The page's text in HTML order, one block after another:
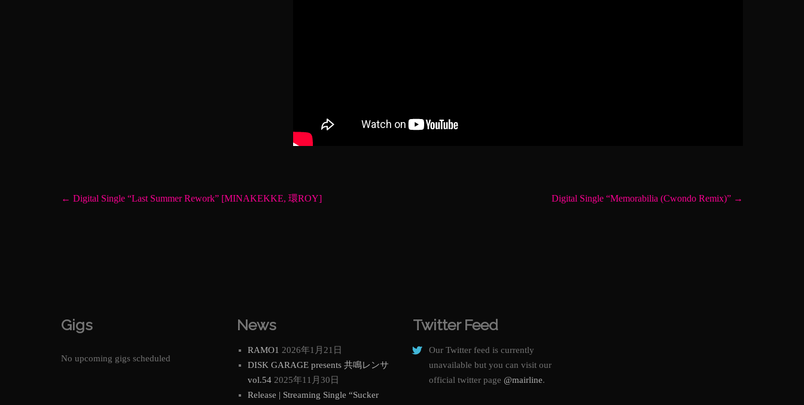
← Digital Single “Last Summer Rework” [MINAKEKKE, 環ROY] Digital Single “Memorabilia (Cwondo Remix)” →
Gigs
No upcoming gigs scheduled
News
RAMO1 2026年1月21日
DISK GARAGE presents 共鳴レンサ
vol.54 2025年11月30日
Release | Streaming Single “Sucker
Twitter Feed
Our Twitter feed is currently
unavailable but you can visit our
official twitter page@mairline.